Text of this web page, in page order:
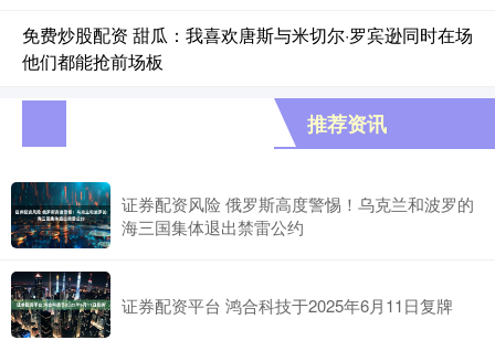
免费炒股配资 甜瓜：我喜欢唐斯与米切尔·罗宾逊同时在场
他们都能抢前场板
推荐资讯
证券配资风险 俄罗斯高度警惕！乌克兰和波罗的
海三国集体退出禁雷公约
证券配资平台 鸿合科技于2025年6月11日复牌